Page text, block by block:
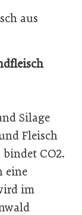
aus
Silage
Fleisch
CO2.
eine
im